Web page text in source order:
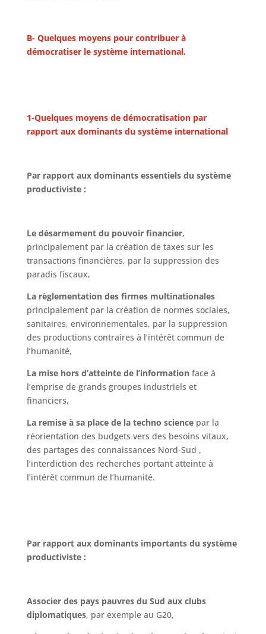
B- Quelques moyens pour contribuer à
démocratiser le système international.
1-Quelques moyens de démocratisation par
rapport aux dominants du système international
Par rapport aux dominants essentiels du système
productiviste :
Le désarmement du pouvoir financier,
principalement par la création de taxes sur les
transactions financières, par la suppression des
paradis fiscaux,
La règlementation des firmes multinationales
principalement par la création de normes sociales,
sanitaires, environnementales, par la suppression
des productions contraires à l’intérêt commun de
l’humanité,
La mise hors d’atteinte de l’informationface à
l’emprise de grands groupes industriels et
financiers,
La remise à sa place de la techno science par la
réorientation des budgets vers des besoins vitaux,
des partages des connaissances Nord-Sud ,
l’interdiction des recherches portant atteinte à
l’intérêt commun de l’humanité.
Par rapport aux dominants importants du système
productiviste :
Associer des pays pauvres du Sud aux clubs
diplomatiques, par exemple au G20,